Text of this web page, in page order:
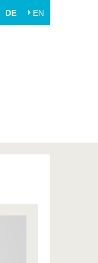
DE EN
erleben